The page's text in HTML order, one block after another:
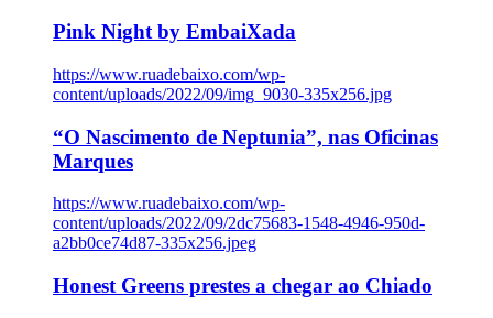
Pink Night by EmbaiXada
https://www.ruadebaixo.com/wp-
content/uploads/2022/09/img_9030-335x256.jpg
“O Nascimento de Neptunia”, nas Oficinas
Marques
https://www.ruadebaixo.com/wp-
content/uploads/2022/09/2dc75683-1548-4946-950d-
a2bb0ce74d87-335x256.jpeg
Honest Greens prestes a chegar ao Chiado